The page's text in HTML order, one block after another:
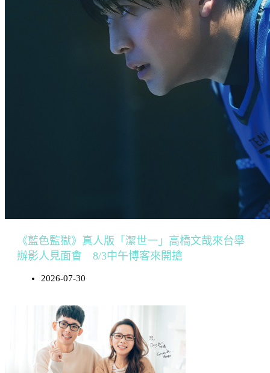
《藍色監獄》真人版「潔世一」高橋文哉來台舉
辦影人見面會 8/3中午博客來開搶
2026-07-30